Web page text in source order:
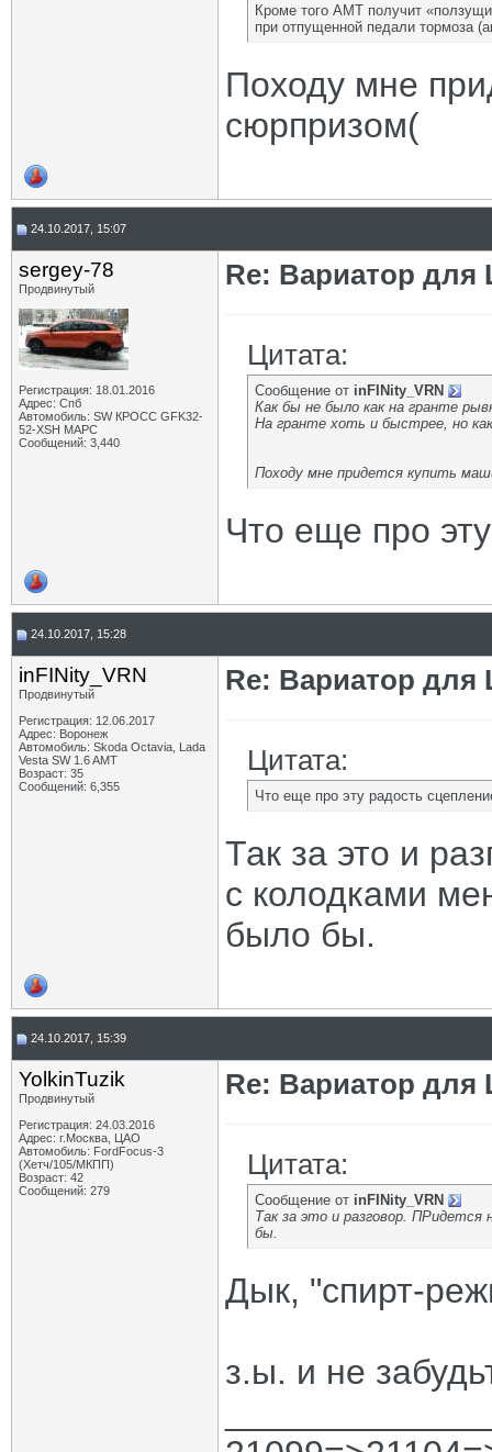
Кроме того АМТ получит
при отпущенной педали тормоза
Походу мне
сюрпризом(
24.10.2017, 15:07
sergey-78
Продвинутый
Регистрация: 18.01.2016
Адрес: Спб
Автомобиль: SW КРОСС GFK32-
52-XSH МАРС
Сообщений: 3,440
Re: Вариатор для
Цитата:
Сообщение от inFINity_VRN
Как бы не было как на гранте
На гранте хоть и быстрее, но
Походу мне придется купить
Что еще про
24.10.2017, 15:28
inFINity_VRN
Продвинутый
Регистрация: 12.06.2017
Адрес: Воронеж
Автомобиль: Skoda Octavia, Lada
Vesta SW 1.6 AMT
Возраст: 35
Сообщений: 6,355
Re: Вариатор для
Цитата:
Что еще про эту радость
Так за это и
с колодками
было бы.
24.10.2017, 15:39
YolkinTuzik
Продвинутый
Регистрация: 24.03.2016
Адрес: г.Москва, ЦАО
Автомобиль: FordFocus-3
(Хетч/105/МКПП)
Возраст: 42
Сообщений: 279
Re: Вариатор для
Цитата:
Сообщение от inFINity_VRN
Так за это и разговор.
бы.
Дык, "спирт-
з.ы. и не